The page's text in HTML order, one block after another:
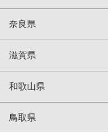
奈良県
滋賀県
和歌山県
鳥取県